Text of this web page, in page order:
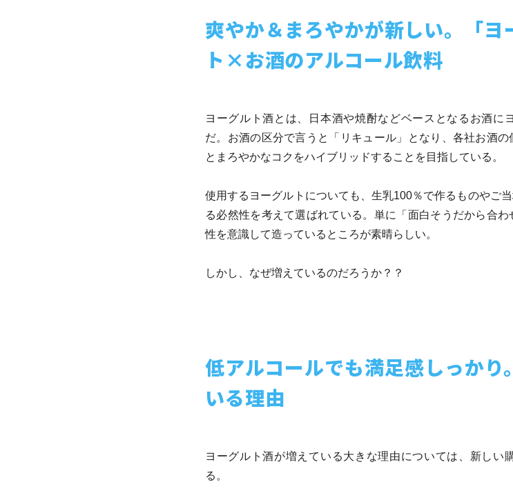
爽やか＆まろやかが新しい。「
ト×お酒のアルコール飲料
ヨーグルト酒とは、日本酒や焼酎などベースとなるお酒に
だ。お酒の区分で言うと「リキュール」となり、各社お酒
とまろやかなコクをハイブリッドすることを目指している。
使用するヨーグルトについても、生乳100％で作るものやご
る必然性を考えて選ばれている。単に「面白そうだから合
性を意識して造っているところが素晴らしい。
しかし、なぜ増えているのだろうか？？
低アルコールでも満足感しっかり
いる理由
ヨーグルト酒が増えている大きな理由については、新しい
る。